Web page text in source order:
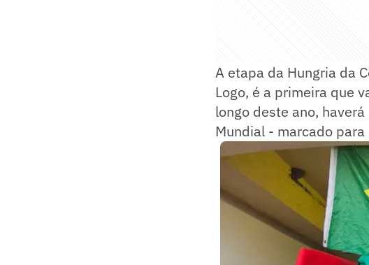
A etapa da Hungria da
Logo, é a primeira que
longo deste ano,
Mundial - marcado